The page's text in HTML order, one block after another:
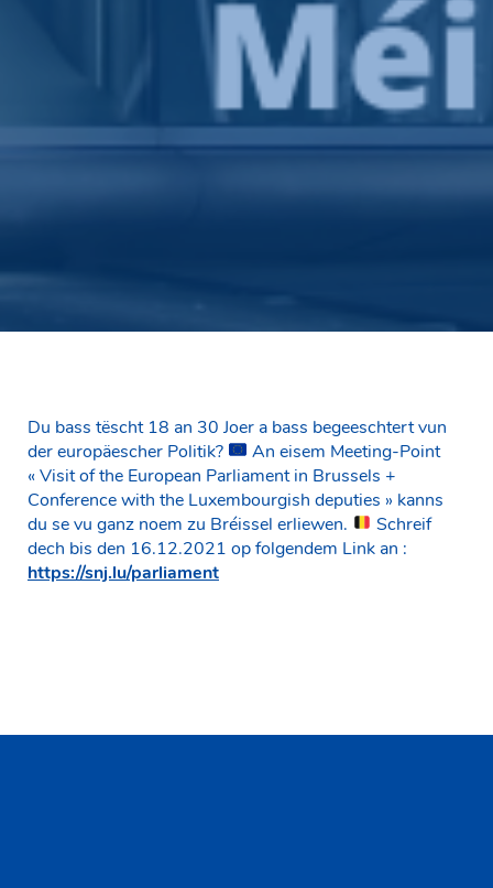
Du bass tëscht 18 an 30 Joer a bass begeeschtert vun
der europäescher Politik?
An eisem Meeting-Point
« Visit of the European Parliament in Brussels +
Conference with the Luxembourgish deputies » kanns
du se vu ganz noem zu Bréissel erliewen.
Schreif
dech bis den 16.12.2021 op folgendem Link an :
https://snj.lu/parliament